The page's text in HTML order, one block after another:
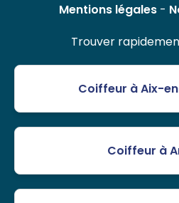
Mentions légales-
Trouver
Coiffeur à Aix-
Coiffeur à